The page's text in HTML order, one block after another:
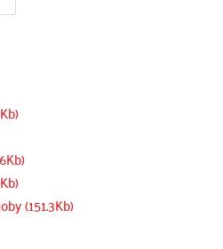
(151.3Kb)